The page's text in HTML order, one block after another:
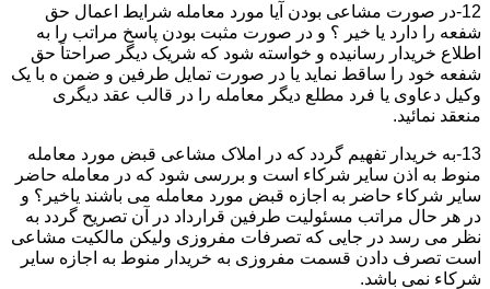
12-در صورت مشاعی بودن آیا مورد معامله شرایط اعمال حق
شفعه را دارد یا خیر ؟ و در صورت مثبت بودن پاسخ مراتب را به
اطلاع خریدار رسانیده و خواسته شود که شریک دیگر صراحتاً حق
شفعه خود را ساقط نماید یا در صورت تمایل طرفین و ضمن ه با یک
وکیل دعاوی یا فرد مطلع دیگر معامله را در قالب عقد دیگری
منعقد نمائید.
13-به خریدار تفهیم گردد که در املاک مشاعی قبض مورد معامله
منوط به اذن سایر شرکاء است و بررسی شود که در معامله حاضر
سایر شرکاء حاضر به اجازه قبض مورد معامله می باشند یاخیر؟ و
در هر حال مراتب مسئولیت طرفین قرارداد در آن تصریح گردد به
نظر می رسد در جایی که تصرفات مفروزی ولیکن مالکیت مشاعی
است تصرف دادن قسمت مفروزی به خریدار منوط به اجازه سایر
شرکاء نمی باشد.